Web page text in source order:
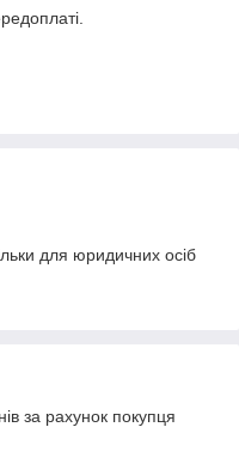
для юридичних осіб
за рахунок покупця